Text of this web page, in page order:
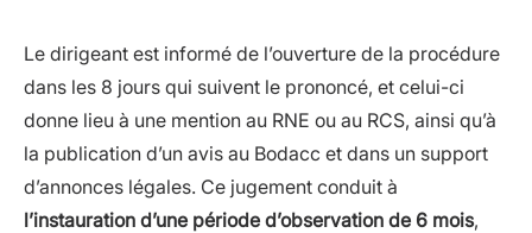
Le dirigeant est informé de l’ouverture de la procédure
dans les 8 jours qui suivent le prononcé, et celui-ci
donne lieu à une mention au RNE ou au RCS, ainsi qu’à
la publication d’un avis au Bodacc et dans un support
d’annonces légales. Ce jugement conduit à
l’instauration d’une période d’observation de 6 mois,